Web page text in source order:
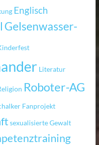
Englisch
Gelsenwasser-
Literatur
Roboter-AG
Fanprojekt
sexualisierte Gewalt